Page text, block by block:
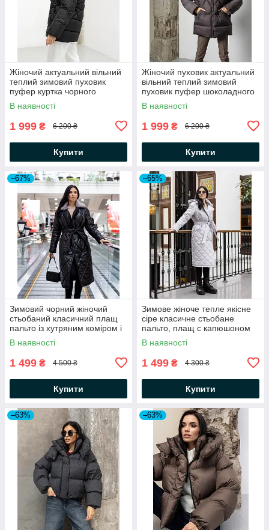
Жіночий актуальний вільний
теплий зимовий пуховик
пуфер куртка чорного
кольору на біо пуху
В наявності
1 999 ₴ 6 200 ₴
Купити
Жіночий пуховик актуальний
вільний теплий зимовий
пуховик пуфер шоколадного
кольору на біо пуху
В наявності
1 999 ₴ 6 200 ₴
Купити
–67%
Зимовий чорний жіночий
стьобаний класичний плащ
пальто із хутряним коміром і
капюшоном
В наявності
1 499 ₴ 4 500 ₴
Купити
–65%
Зимове жіноче тепле якісне
сіре класичне стьобане
пальто, плащ с капюшоном
Мічиган
В наявності
1 499 ₴ 4 300 ₴
Купити
–63% –63%